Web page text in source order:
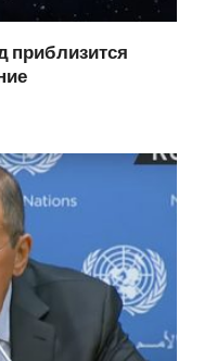
приблизится